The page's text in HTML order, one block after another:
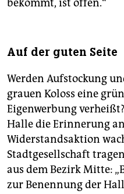
bekommt, ist offen.“
Auf der guten Seite
Werden Aufstockung
grauen Koloss eine
Eigenwerbung
Halle die Erinnerung
Widerstandsaktion
Stadtgesellschaft
aus dem Bezirk Mitte:
zur Benennung der